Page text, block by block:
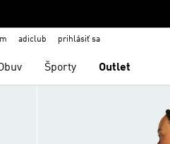
adiclub prihlásiť sa
Športy Outlet